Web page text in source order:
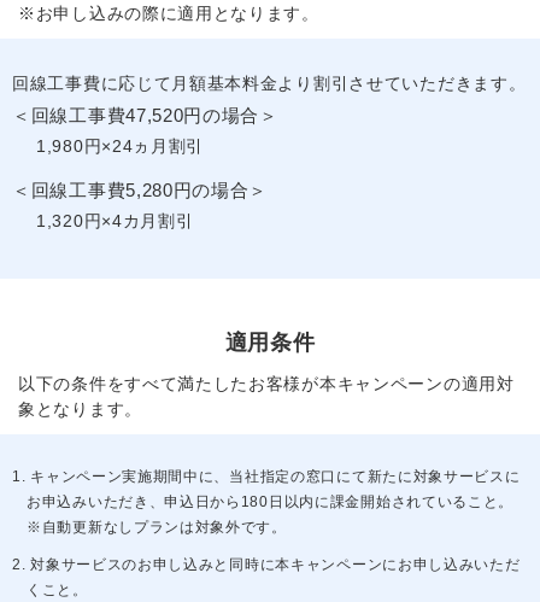
※お申し込みの際に適用となります。
回線工事費に応じて月額基本料金より割引させていただきます。
＜回線工事費47,520円の場合＞
1,980円×24ヵ月割引
＜回線工事費5,280円の場合＞
1,320円×4カ月割引
適用条件
以下の条件をすべて満たしたお客様が本キャンペーンの適用対
象となります。
1. キャンペーン実施期間中に、当社指定の窓口にて新たに対象サービスに
お申込みいただき、申込日から180日以内に課金開始されていること。
※自動更新なしプランは対象外です。
2. 対象サービスのお申し込みと同時に本キャンペーンにお申し込みいただ
くこと。